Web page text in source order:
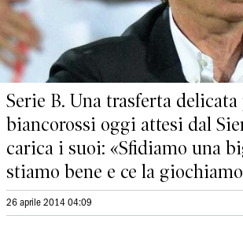
Serie B. Una trasferta
biancorossi oggi attesi dal
carica i suoi: «Sfidiamo una
stiamo bene e ce la
26 aprile 2014 04:09